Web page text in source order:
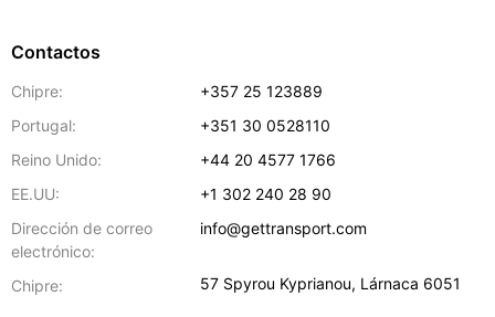
Contactos
Chipre:
+357 25 123889
Portugal:
+351 30 0528110
Reino Unido:
+44 20 4577 1766
EE.UU:
+1 302 240 28 90
Dirección de correo
electrónico:
info@gettransport.com
Chipre: 57 Spyrou Kyprianou, Lárnaca 6051